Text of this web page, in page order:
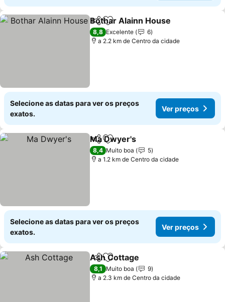
PartilharAdicionar aos favoritos
Bothar Alainn House
8,8 Excelente
6
a 2.2 km de Centro da cidade
Selecione as datas para ver os preços
exatos.
Ver preços
PartilharAdicionar aos favoritos
Ma Dwyer's
8,4 Muito boa
5
a 1.2 km de Centro da cidade
Selecione as datas para ver os preços
exatos.
Ver preços
PartilharAdicionar aos favoritos
Ash Cottage
8,1 Muito boa
9
a 2.3 km de Centro da cidade